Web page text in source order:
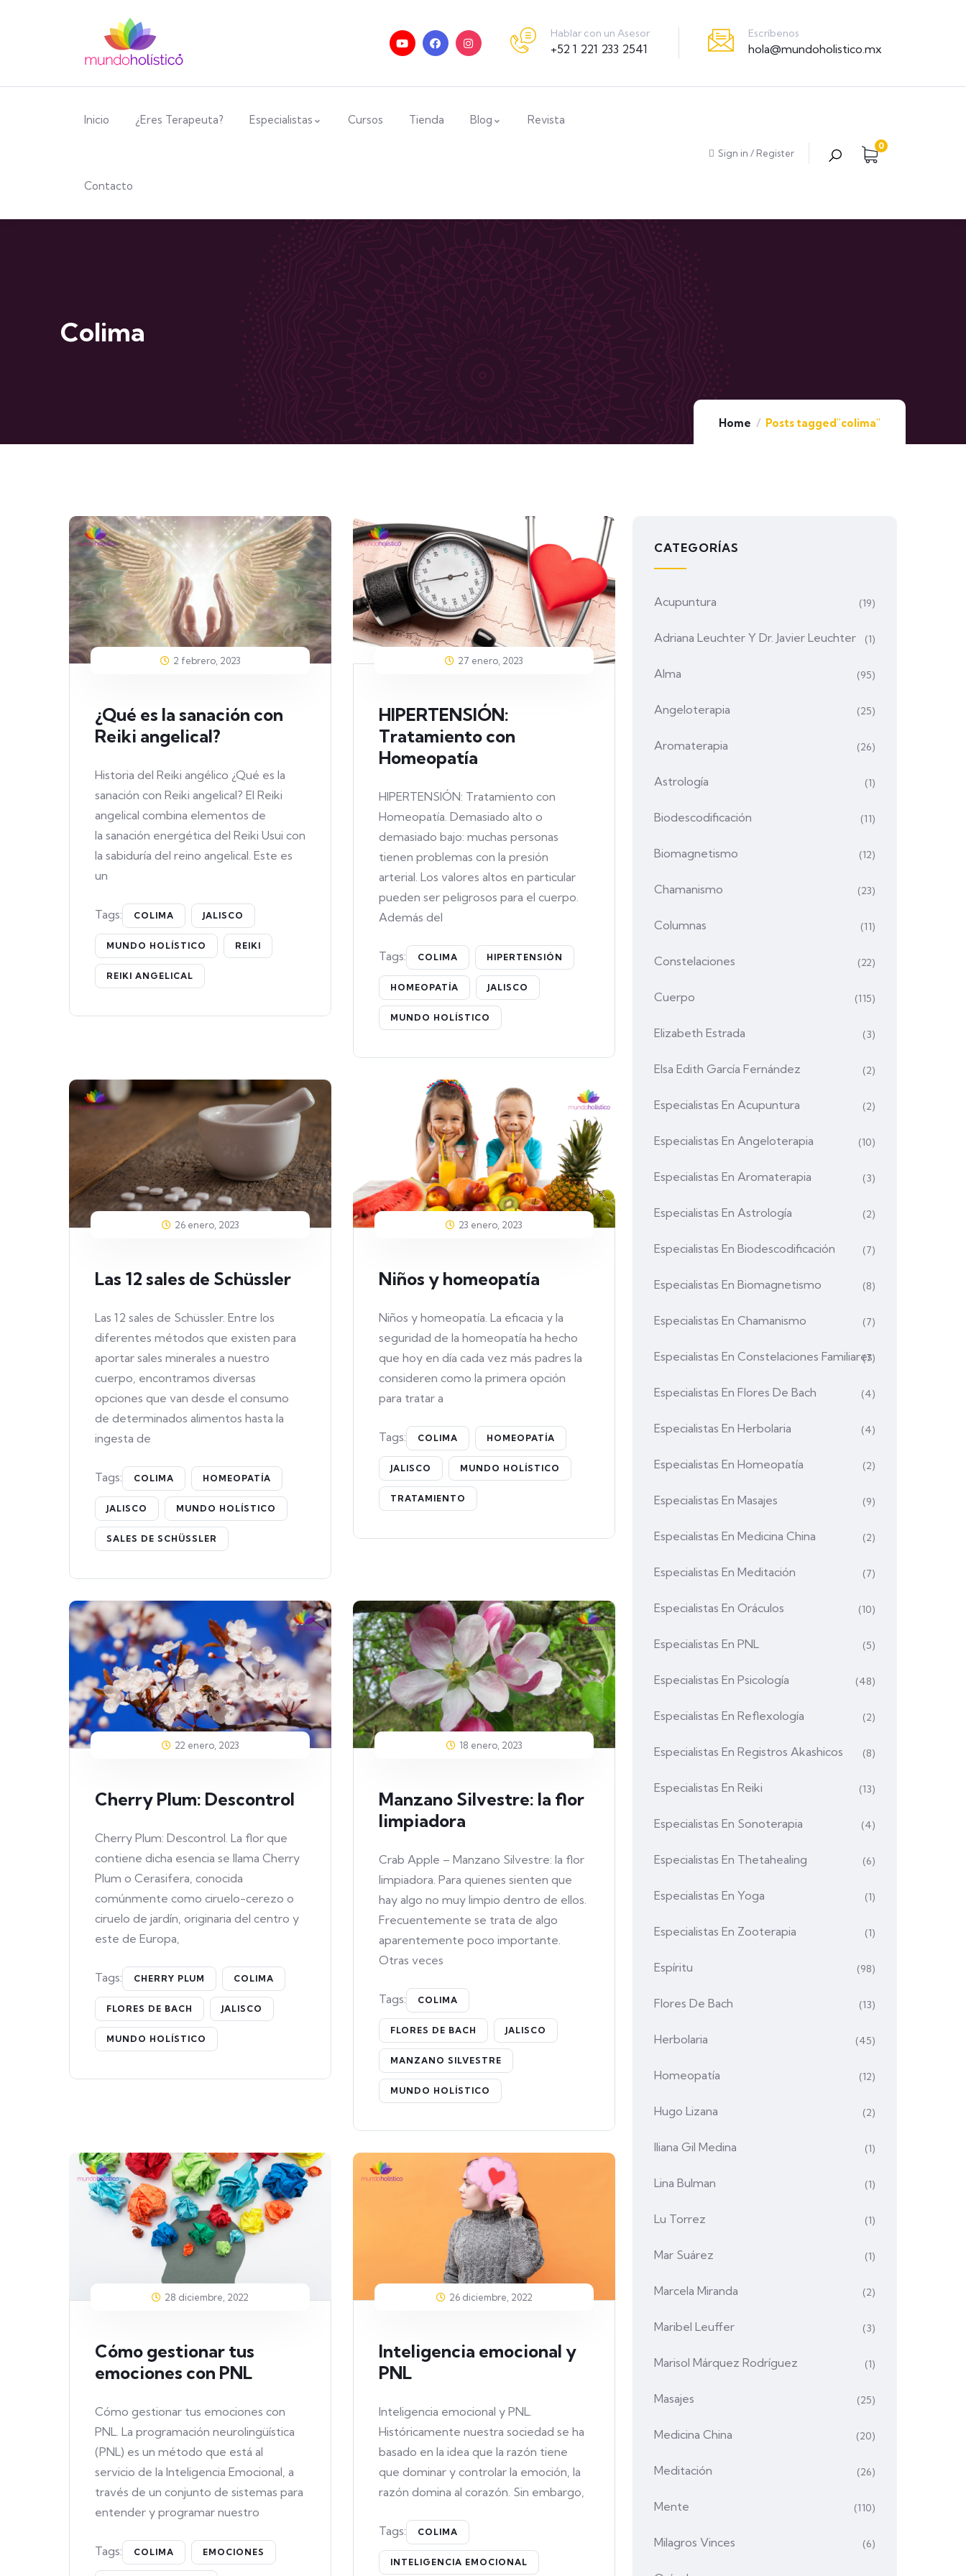
Hablar con un Asesor
+52 1 221 233 2541
Escríbenos
hola@mundoholistico.mx
Inicio ¿Eres Terapeuta? Especialistas Cursos Tienda Blog Revista
Contacto
Sign in / Register
0
Colima
Home Posts tagged"colima"
2 febrero, 2023
¿Qué es la sanación con
Reiki angelical?
Historia del Reiki angélico ¿Qué es la
sanación con Reiki angelical? El Reiki
angelical combina elementos de
la sanación energética del Reiki Usui con
la sabiduría del reino angelical. Este es
un
Tags: COLIMA JALISCO
MUNDO HOLÍSTICO REIKI
REIKI ANGELICAL
27 enero, 2023
HIPERTENSIÓN:
Tratamiento con
Homeopatía
HIPERTENSIÓN: Tratamiento con
Homeopatía. Demasiado alto o
demasiado bajo: muchas personas
tienen problemas con la presión
arterial. Los valores altos en particular
pueden ser peligrosos para el cuerpo.
Además del
Tags: COLIMA HIPERTENSIÓN
HOMEOPATÍA JALISCO
MUNDO HOLÍSTICO
26 enero, 2023
Las 12 sales de Schüssler
Las 12 sales de Schüssler. Entre los
diferentes métodos que existen para
aportar sales minerales a nuestro
cuerpo, encontramos diversas
opciones que van desde el consumo
de determinados alimentos hasta la
ingesta de
Tags: COLIMA HOMEOPATÍA
JALISCO MUNDO HOLÍSTICO
SALES DE SCHÜSSLER
23 enero, 2023
Niños y homeopatía
Niños y homeopatía. La eficacia y la
seguridad de la homeopatía ha hecho
que hoy en día cada vez más padres la
consideren como la primera opción
para tratar a
Tags: COLIMA HOMEOPATÍA
JALISCO MUNDO HOLÍSTICO
TRATAMIENTO
22 enero, 2023
Cherry Plum: Descontrol
Cherry Plum: Descontrol. La flor que
contiene dicha esencia se llama Cherry
Plum o Cerasifera, conocida
comúnmente como ciruelo-cerezo o
ciruelo de jardín, originaria del centro y
este de Europa,
Tags: CHERRY PLUM COLIMA
FLORES DE BACH JALISCO
MUNDO HOLÍSTICO
18 enero, 2023
Manzano Silvestre: la flor
limpiadora
Crab Apple – Manzano Silvestre: la flor
limpiadora. Para quienes sienten que
hay algo no muy limpio dentro de ellos.
Frecuentemente se trata de algo
aparentemente poco importante.
Otras veces
Tags: COLIMA
FLORES DE BACH JALISCO
MANZANO SILVESTRE
MUNDO HOLÍSTICO
28 diciembre, 2022
Cómo gestionar tus
emociones con PNL
Cómo gestionar tus emociones con
PNL. La programación neurolingüística
(PNL) es un método que está al
servicio de la Inteligencia Emocional, a
través de un conjunto de sistemas para
entender y programar nuestro
Tags: COLIMA EMOCIONES
26 diciembre, 2022
Inteligencia emocional y
PNL
Inteligencia emocional y PNL.
Históricamente nuestra sociedad se ha
basado en la idea que la razón tiene
que dominar y controlar la emoción, la
razón domina al corazón. Sin embargo,
Tags: COLIMA
INTELIGENCIA EMOCIONAL
CATEGORÍAS
Acupuntura (19)
Adriana Leuchter Y Dr. Javier Leuchter (1)
Alma (95)
Angeloterapia (25)
Aromaterapia (26)
Astrología (1)
Biodescodificación (11)
Biomagnetismo (12)
Chamanismo (23)
Columnas (11)
Constelaciones (22)
Cuerpo (115)
Elizabeth Estrada (3)
Elsa Edith García Fernández (2)
Especialistas En Acupuntura (2)
Especialistas En Angeloterapia (10)
Especialistas En Aromaterapia (3)
Especialistas En Astrología (2)
Especialistas En Biodescodificación (7)
Especialistas En Biomagnetismo (8)
Especialistas En Chamanismo (7)
Especialistas En Constelaciones Familiares
(7)
Especialistas En Flores De Bach (4)
Especialistas En Herbolaria (4)
Especialistas En Homeopatía (2)
Especialistas En Masajes (9)
Especialistas En Medicina China (2)
Especialistas En Meditación (7)
Especialistas En Oráculos (10)
Especialistas En PNL (5)
Especialistas En Psicología (48)
Especialistas En Reflexología (2)
Especialistas En Registros Akashicos (8)
Especialistas En Reiki (13)
Especialistas En Sonoterapia (4)
Especialistas En Thetahealing (6)
Especialistas En Yoga (1)
Especialistas En Zooterapia (1)
Espíritu (98)
Flores De Bach (13)
Herbolaria (45)
Homeopatía (12)
Hugo Lizana (2)
Iliana Gil Medina (1)
Lina Bulman (1)
Lu Torrez (1)
Mar Suárez (1)
Marcela Miranda (2)
Maribel Leuffer (3)
Marisol Márquez Rodríguez (1)
Masajes (25)
Medicina China (20)
Meditación (26)
Mente (110)
Milagros Vinces (6)